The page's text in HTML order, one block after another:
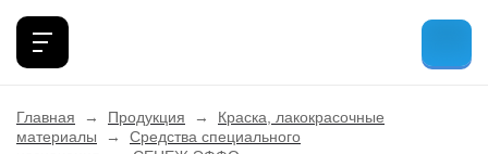
Главная → Продукция →
Краска, лакокрасочные
материалы
→
Средства специального